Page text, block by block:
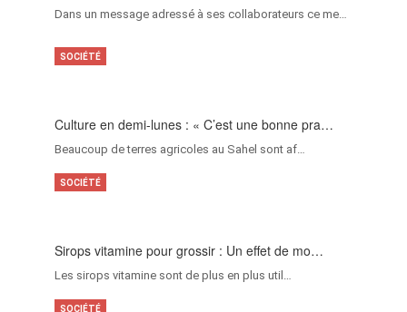
Dans un message adressé à ses collaborateurs ce me…
Culture en demi-lunes : « C’est une bonne pra…
Beaucoup de terres agricoles au Sahel sont af…
SOCIÉTÉ
Sirops vitamine pour grossir : Un effet de mo…
Les sirops vitamine sont de plus en plus util…
SOCIÉTÉ
SOCIÉTÉ